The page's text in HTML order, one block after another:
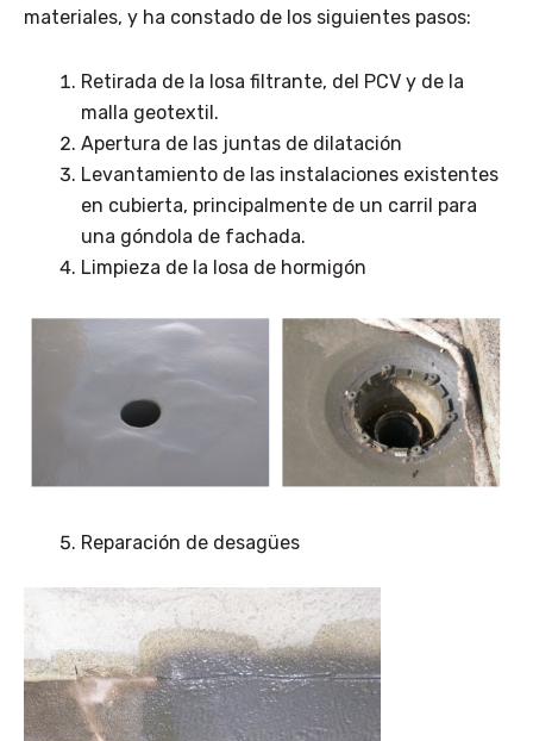
materiales, y ha constado de los siguientes pasos:
Retirada de la losa filtrante, del PCV y de la
malla geotextil.
Apertura de las juntas de dilatación
Levantamiento de las instalaciones existentes
en cubierta, principalmente de un carril para
una góndola de fachada.
Limpieza de la losa de hormigón
Reparación de desagües